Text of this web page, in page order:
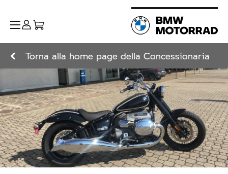
Torna alla home page della Concessionaria